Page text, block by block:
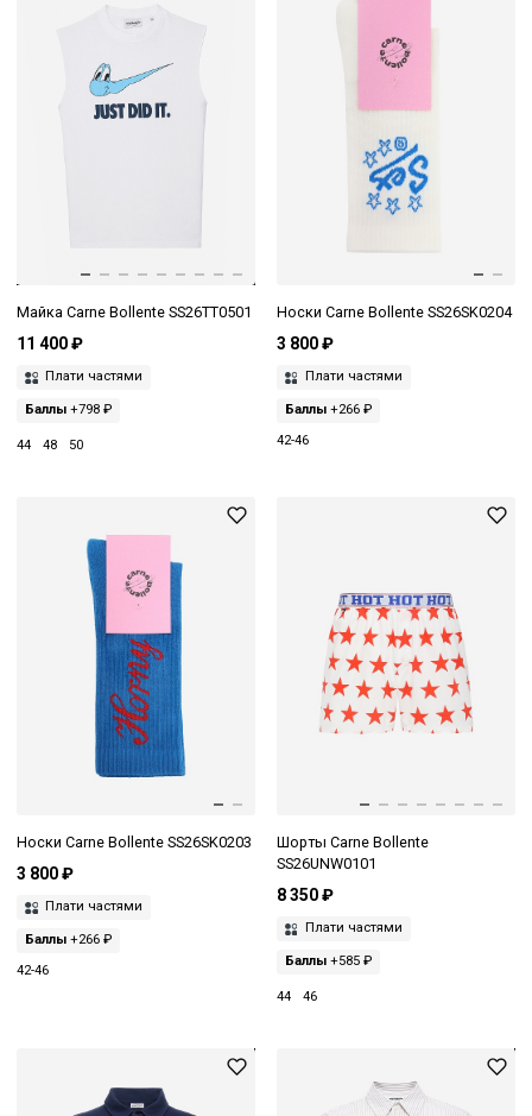
Майка Carne Bollente SS26TT0501
11 400 ₽
Плати частями
Баллы +798 ₽
44 48 50
Носки Carne Bollente SS26SK0204
3 800 ₽
Плати частями
Баллы+266 ₽
42-46
Носки Carne Bollente SS26SK0203
3 800 ₽
Плати частями
Баллы +266 ₽
42-46
Шорты Carne Bollente
SS26UNW0101
8 350 ₽
Плати частями
Баллы+585 ₽
44 46